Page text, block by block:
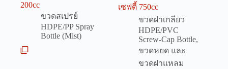
200cc
ขวดสเปรย์
HDPE/PP Spray
Bottle (Mist)
เซฟตี้ 750cc
ขวดฝาเกลียว
HDPE/PVC
Screw-Cap Bottle,
ขวดหยด และ
ขวดฝาแหลม